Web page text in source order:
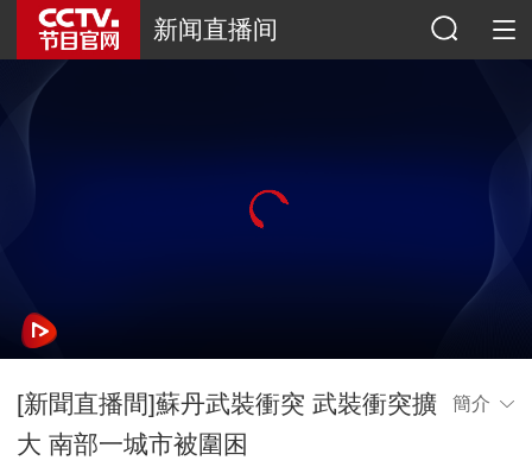
新闻直播间
[新聞直播間]蘇丹武裝衝突 武裝衝突擴
大 南部一城市被圍困
簡介